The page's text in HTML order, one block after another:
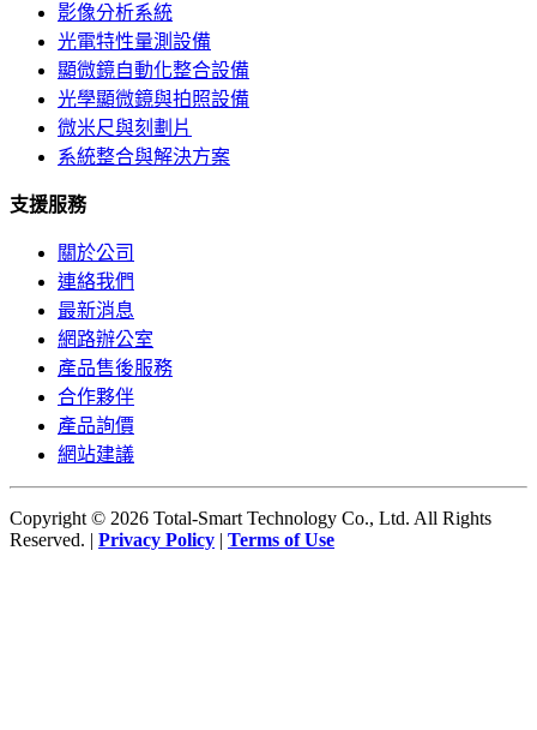
影像分析系統
光電特性量測設備
顯微鏡自動化整合設備
光學顯微鏡與拍照設備
微米尺與刻劃片
系統整合與解決方案
支援服務
關於公司
連絡我們
最新消息
網路辦公室
產品售後服務
合作夥伴
產品詢價
網站建議
Copyright © 2026 Total-Smart Technology Co., Ltd. All Rights
Reserved. | Privacy Policy | Terms of Use